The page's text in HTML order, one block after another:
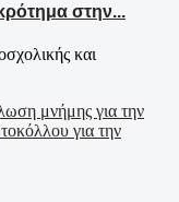
στην...
και